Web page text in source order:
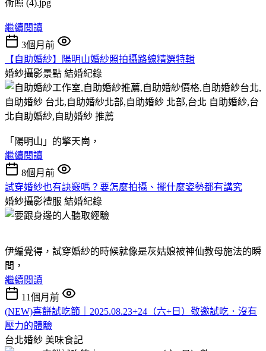
繼續閱讀
3個月前
【自助婚紗】陽明山婚紗照拍攝路線精選特輯
婚紗攝影景點 結婚紀錄
「陽明山」的擎天崗，
繼續閱讀
8個月前
試穿婚紗也有訣竅嗎？要怎麼拍攝、擺什麼姿勢都有講究
婚紗攝影禮服 結婚紀錄
伊編覺得，試穿婚紗的時候就像是灰姑娘被神仙教母施法的瞬
間，
繼續閱讀
11個月前
(NEW)喜餅試吃節｜2025.08.23+24（六+日）敬邀試吃．沒有
壓力的體驗
台北婚紗 美味食記